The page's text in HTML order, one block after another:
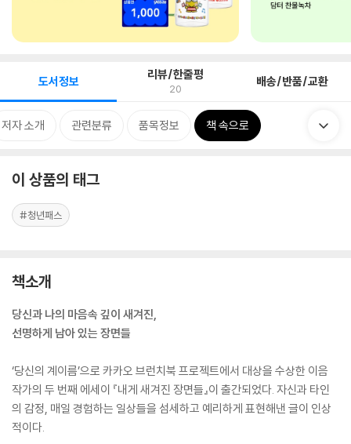
도서정보 리뷰/한줄평
20 배송/반품/교환
저자 소개 관련분류 품목정보 책 속으로
이 상품의 태그
#청년패스
책소개
당신과 나의 마음속 깊이 새겨진,
선명하게 남아 있는 장면들
‘당신의 계이름’으로 카카오 브런치북 프로젝트에서 대상을 수상한 이음
작가의 두 번째 에세이 『내게 새겨진 장면들』이 출간되었다. 자신과 타인
의 감정, 매일 경험하는 일상들을 섬세하고 예리하게 표현해낸 글이 인상
적이다.